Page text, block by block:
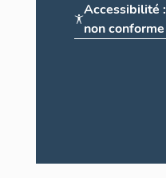
Accessibilité :
non conforme